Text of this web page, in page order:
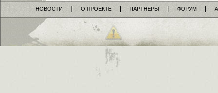
НОВОСТИ О ПРОЕКТЕ ПАРТНЕРЫ ФОРУМ